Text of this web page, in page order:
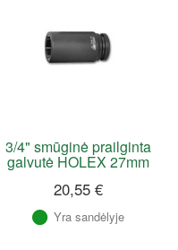
3/4" smūginė prailginta
galvutė HOLEX 27mm
20,55 €
Yra sandėlyje